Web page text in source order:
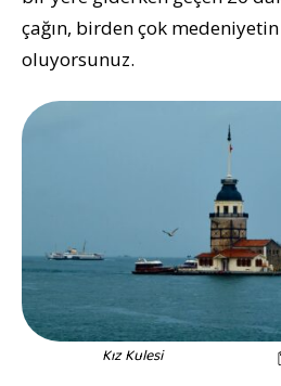
çağın, birden çok
oluyorsunuz.
Kız Kulesi